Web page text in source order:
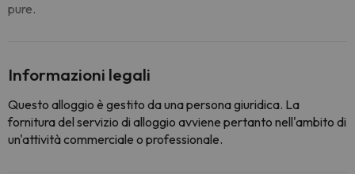
pure.
Informazioni legali
Questo alloggio è gestito da una persona giuridica. La
fornitura del servizio di alloggio avviene pertanto nell'ambito di
un'attività commerciale o professionale.